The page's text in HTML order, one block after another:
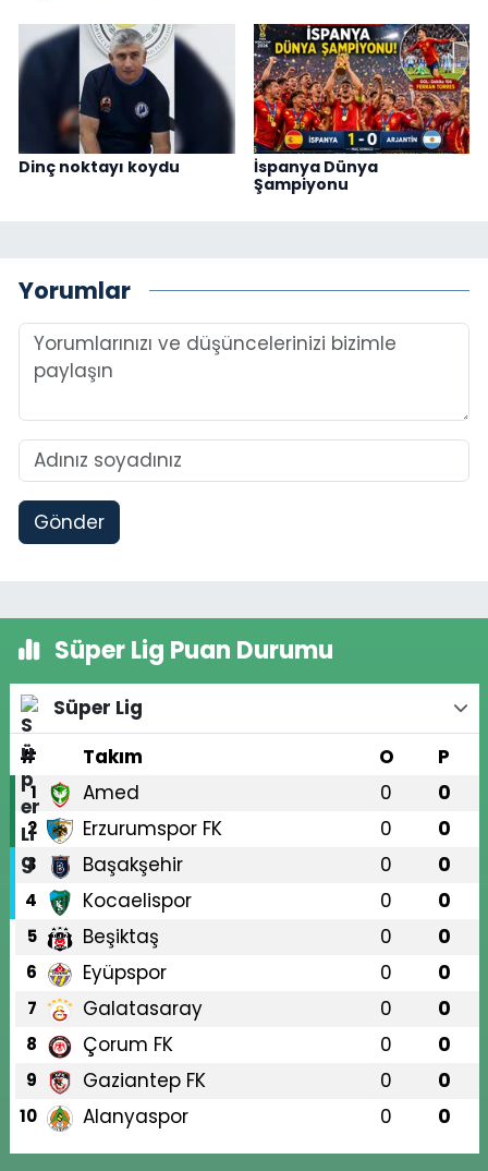
Dinç noktayı koydu
İspanya Dünya
Şampiyonu
Yorumlar
Gönder
Süper Lig Puan Durumu
Süper Lig
#
Takım O P
1 Amed 0 0
2 Erzurumspor FK 0 0
3 Başakşehir 0 0
4 Kocaelispor 0 0
5 Beşiktaş 0 0
6 Eyüpspor 0 0
7 Galatasaray 0 0
8 Çorum FK 0 0
9 Gaziantep FK 0 0
10 Alanyaspor 0 0